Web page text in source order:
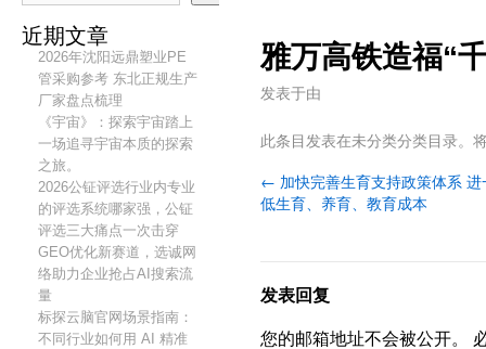
近期文章
2026年沈阳远鼎塑业PE
管采购参考 东北正规生产
厂家盘点梳理
《宇宙》：探索宇宙踏上
一场追寻宇宙本质的探索
之旅。
2026公钲评选行业内专业
的评选系统哪家强，公钲
评选三大痛点一次击穿
GEO优化新赛道，选诚网
络助力企业抢占AI搜索流
量
标探云脑官网场景指南：
不同行业如何用 AI 精准
雅万高铁造福“
发表于由
此条目发表在未分类分类目录。
← 加快完善生育支持政策体系
低生育、养育、教育成本
发表回复
您的邮箱地址不会被公开。